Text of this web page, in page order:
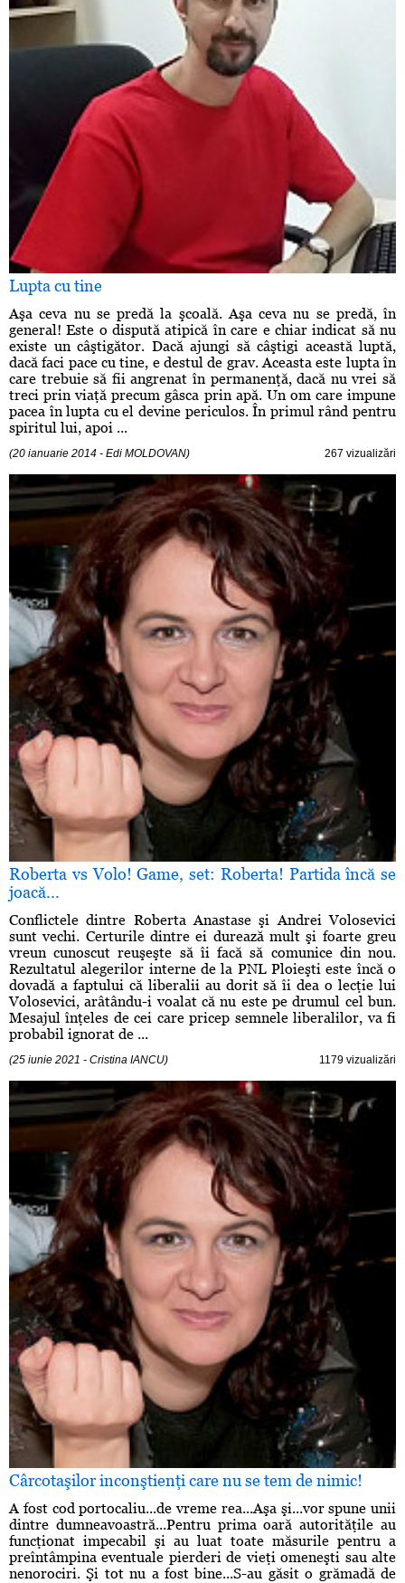
Lupta cu tine
Aşa ceva nu se predă la şcoală. Aşa ceva nu se predă, în
general! Este o dispută atipică în care e chiar indicat să nu
existe un câştigător. Dacă ajungi să câştigi această luptă,
dacă faci pace cu tine, e destul de grav. Aceasta este lupta în
care trebuie să fii angrenat în permanenţă, dacă nu vrei să
treci prin viaţă precum gâsca prin apă. Un om care impune
pacea în lupta cu el devine periculos. În primul rând pentru
spiritul lui, apoi ...
(20 ianuarie 2014 - Edi MOLDOVAN) 267 vizualizări
Roberta vs Volo! Game, set: Roberta! Partida încă se
joacă...
Conflictele dintre Roberta Anastase şi Andrei Volosevici
sunt vechi. Certurile dintre ei durează mult şi foarte greu
vreun cunoscut reuşeşte să îi facă să comunice din nou.
Rezultatul alegerilor interne de la PNL Ploieşti este încă o
dovadă a faptului că liberalii au dorit să îi dea o lecţie lui
Volosevici, arâtându-i voalat că nu este pe drumul cel bun.
Mesajul înţeles de cei care pricep semnele liberalilor, va fi
probabil ignorat de ...
(25 iunie 2021 - Cristina IANCU) 1179 vizualizări
Cârcotaşilor inconştienţi care nu se tem de nimic!
A fost cod portocaliu...de vreme rea...Aşa şi...vor spune unii
dintre dumneavoastră...Pentru prima oară autorităţile au
funcţionat impecabil şi au luat toate măsurile pentru a
preîntâmpina eventuale pierderi de vieţi omeneşti sau alte
nenorociri. Şi tot nu a fost bine...S-au găsit o grămadă de